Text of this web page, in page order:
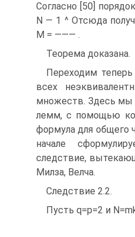
Согласно [50]
N — 1 ^ Отсюда
M = ——— .
Теорема доказана.
Переходим
всех
множеств. Здесь мы
лемм, с помощью
формула для общего
начале
следствие,
Милза, Велча.
Следствие 2.2.
Пусть q=p=2 и